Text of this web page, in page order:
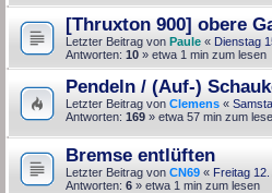
[Thruxton 900] obere
Letzter Beitrag von Paule « Dienstag
Antworten: 10 » etwa 1 min zum lesen
Pendeln / (Auf-)
Letzter Beitrag von Clemens «
Antworten: 169 » etwa 57 min zum
Bremse entlüften
Letzter Beitrag von CN69 « Freitag
Antworten: 6 » etwa 1 min zum lesen